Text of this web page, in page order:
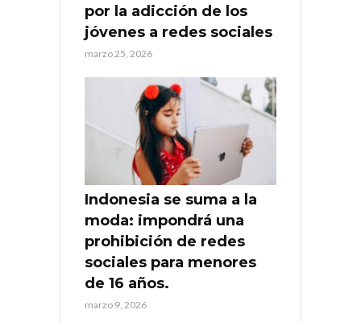
por la adicción de los
jóvenes a redes sociales
marzo 25, 2026
Indonesia se suma a la
moda: impondrá una
prohibición de redes
sociales para menores
de 16 años.
marzo 9, 2026